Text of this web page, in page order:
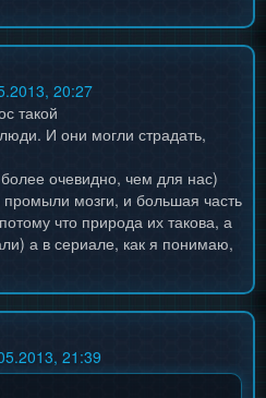
20:27
такой
И они могли страдать,
очевидно, чем для нас)
мозги, и большая часть
что природа их такова, а
а в сериале, как я понимаю,
21:39